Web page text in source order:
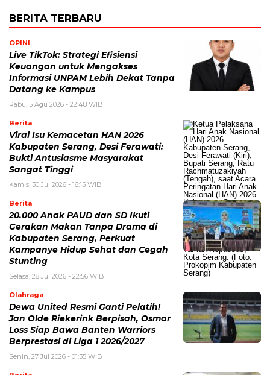
BERITA TERBARU
OPINI
Live TikTok: Strategi Efisiensi
Keuangan untuk Mengakses
Informasi UNPAM Lebih Dekat Tanpa
Datang ke Kampus
Rabu, 5 Agu 2026 - 22:48 WIB
Berita
Viral Isu Kemacetan HAN 2026
Kabupaten Serang, Desi Ferawati:
Bukti Antusiasme Masyarakat
Sangat Tinggi
Kamis, 30 Jul 2026 - 16:15 WIB
Berita
20.000 Anak PAUD dan SD Ikuti
Gerakan Makan Tanpa Drama di
Kabupaten Serang, Perkuat
Kampanye Hidup Sehat dan Cegah
Stunting
Selasa, 28 Jul 2026 - 22:56 WIB
Olahraga
Dewa United Resmi Ganti Pelatih!
Jan Olde Riekerink Berpisah, Osmar
Loss Siap Bawa Banten Warriors
Berprestasi di Liga 1 2026/2027
Senin, 27 Jul 2026 - 01:35 WIB